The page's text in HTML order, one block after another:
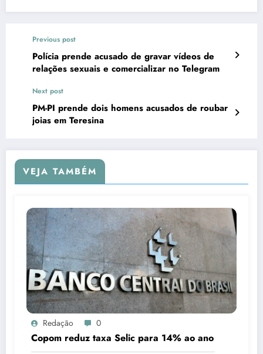
Previous post
Polícia prende acusado de gravar vídeos de
relações sexuais e comercializar no Telegram
Next post
PM-PI prende dois homens acusados de roubar
joias em Teresina
VEJA TAMBÉM
Redação 0
Copom reduz taxa Selic para 14% ao ano